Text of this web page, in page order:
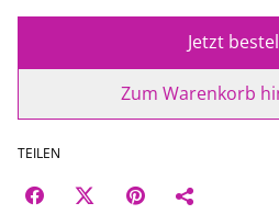
Jetzt
Zum Warenkorb
TEILEN